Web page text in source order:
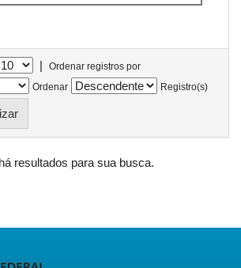
|
Ordenar registros por
Ordenar
Registro(s)
resultados para sua busca.